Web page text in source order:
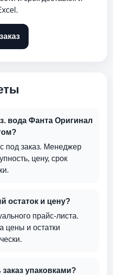
вода Фанта Оригинал
под заказ. Менеджер
цену, срок
остаток и цену?
прайс-листа.
цены и остатки
упаковками?